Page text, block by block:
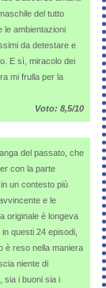
del tutto
le ambientazioni
da detestare e
E sì, miracolo dei
mi frulla per la
Voto: 8,5/10
del passato, che
con la parte
un contesto più
e le
originale è longeva
questi 24 episodi,
è reso nella maniera
niente di
sia i buoni sia i